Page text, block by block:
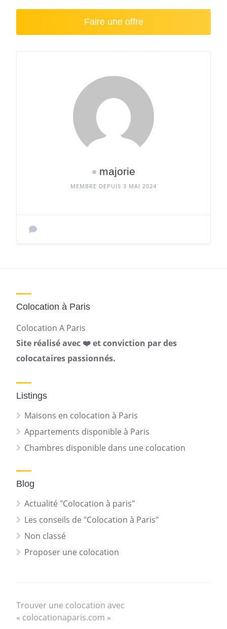
Faire une offre
majorie
MEMBRE DEPUIS 3 MAI 2024
Colocation à Paris
Colocation A Paris
Site réalisé avec ❤️ et conviction par des
colocataires passionnés.
Listings
Maisons en colocation à Paris
Appartements disponible à Paris
Chambres disponible dans une colocation
Blog
Actualité "Colocation à paris"
Les conseils de "Colocation à Paris"
Non classé
Proposer une colocation
Trouver une colocation avec
« colocationaparis.com »